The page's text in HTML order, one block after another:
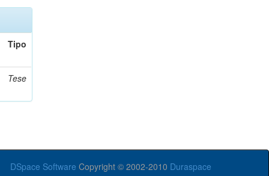
Tipo
Tese
DSpace Software Copyright © 2002-2010 Duraspace